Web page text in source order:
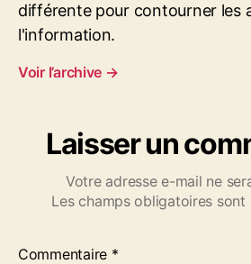
différente pour contourner les
l'information.
Voir l’archive →
Laisser un
Votre adresse e-mail ne
Les champs obligatoires sont
Commentaire *